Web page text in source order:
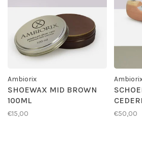
Ambiorix
SHOEWAX MID BROWN
100ML
€15,00 €50,00